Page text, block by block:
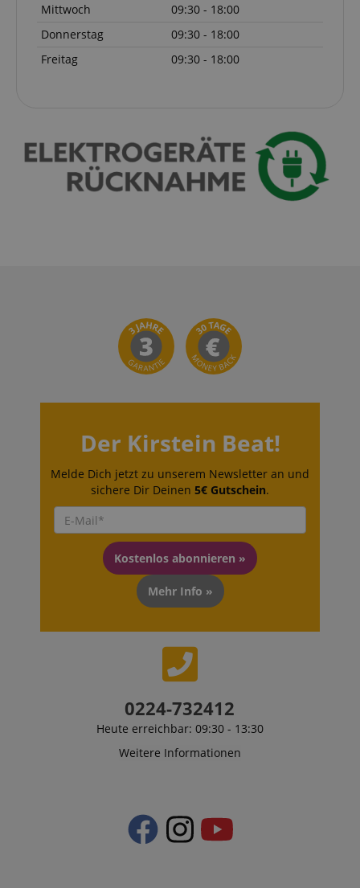
Mittwoch
09:30 - 18:00
Donnerstag
09:30 - 18:00
Freitag
09:30 - 18:00
Der Kirstein Beat!
Melde Dich jetzt zu unserem Newsletter an und
sichere Dir Deinen 5€ Gutschein.
Kostenlos abonnieren »
Mehr Info »
0224-732412
Heute erreichbar: 09:30 - 13:30
Weitere Informationen
Datenschutzerklärung